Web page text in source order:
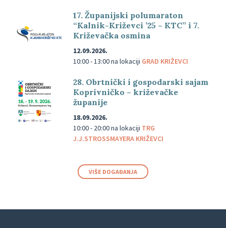
17. Županijski polumaraton
“Kalnik-Križevci ’25 – KTC” i 7.
Križevačka osmina
12.09.2026.
10:00 - 13:00na lokaciji GRAD KRIŽEVCI
28. Obrtnički i gospodarski sajam
Koprivničko – križevačke
županije
18.09.2026.
10:00 - 20:00na lokaciji TRG
J.J.STROSSMAYERA KRIŽEVCI
VIŠE DOGAĐANJA